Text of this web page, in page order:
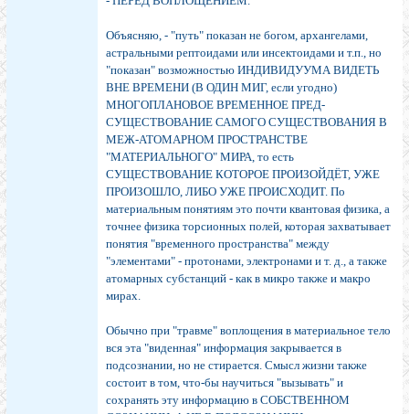
Объясняю, - "путь" показан не богом, архангелами,
астральными рептоидами или инсектоидами и т.п., но
"показан" возможностью ИНДИВИДУУМА ВИДЕТЬ
ВНЕ ВРЕМЕНИ (В ОДИН МИГ, если угодно)
МНОГОПЛАНОВОЕ ВРЕМЕННОЕ ПРЕД-
СУЩЕСТВОВАНИЕ САМОГО СУЩЕСТВОВАНИЯ В
МЕЖ-АТОМАРНОМ ПРОСТРАНСТВЕ
"МАТЕРИАЛЬНОГО" МИРА, то есть
СУЩЕСТВОВАНИЕ КОТОРОЕ ПРОИЗОЙДЁТ, УЖЕ
ПРОИЗОШЛО, ЛИБО УЖЕ ПРОИСХОДИТ. По
материальным понятиям это почти квантовая физика, а
точнее физика торсионных полей, которая захватывает
понятия "временного пространства" между
"элементами" - протонами, электронами и т. д., а также
атомарных субстанций - как в микро также и макро
мирах.
Обычно при "травме" воплощения в материальное тело
вся эта "виденная" информация закрывается в
подсознании, но не стирается. Смысл жизни также
состоит в том, что-бы научиться "вызывать" и
сохранять эту информацию в СОБСТВЕННОМ